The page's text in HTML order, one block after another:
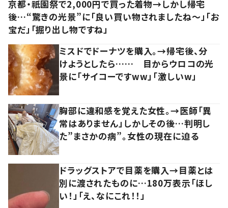
京都・祇園祭で2,000円で買った着物→しかし帰宅
後…“驚きの光景”に「良い買い物されましたね～」「お
宝だ」「掘り出し物ですね」
ミスドでドーナツを購入。→帰宅後、分
けようとしたら…… 目からウロコの光
景に「サイコーですww」「激しいw」
胸部に違和感を覚えた女性。→医師「異
常はありません」しかしその後…判明し
た”まさかの病”。女性の現在に迫る
ドラッグストアで目薬を購入→目薬とは
別に渡されたものに…180万表示「ほし
い！」「え、なにこれ！！」